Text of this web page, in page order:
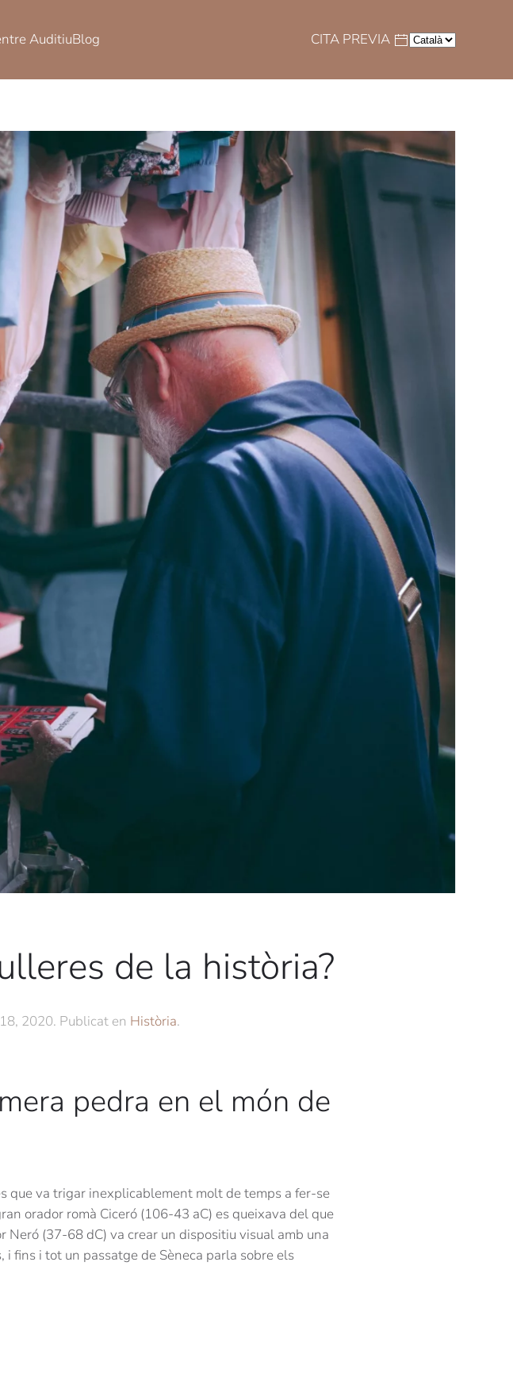
AuditiuBlog CITA PREVIA Idioma
de la història?
2020. Publicat en Història.
pedra en el món de
que va trigar inexplicablement molt de temps a fer-se
orador romà Ciceró (106-43 aC) es queixava del que
(37-68 dC) va crear un dispositiu visual amb una
fins i tot un passatge de Sèneca parla sobre els